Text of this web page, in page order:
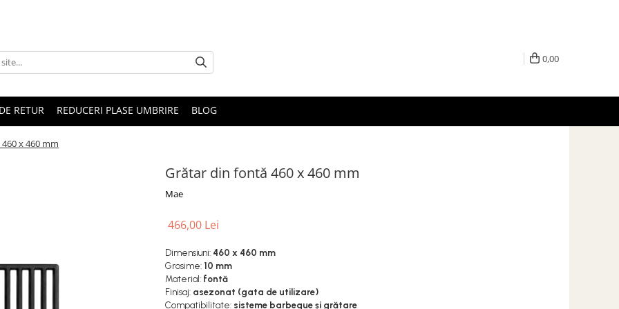
0,00
RETUR REDUCERI PLASE UMBRIRE BLOG
x 460 mm
Grătar din fontă 460 x 460 mm
Mae
466,00 Lei
Dimensiuni: 460 x 460 mm
Grosime: 10 mm
Material: fontă
Finisaj: asezonat (gata de utilizare)
Compatibilitate: sisteme barbeque și grătare